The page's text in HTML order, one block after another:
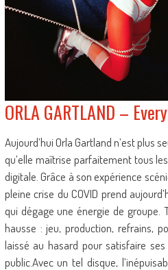
ORLA GARTLAND –
Aujourd’hui Orla Gartland n’est plus
qu’elle maîtrise parfaitement tous
digitale. Grâce à son expérience
pleine crise du COVID prend
qui dégage une énergie de groupe.
hausse : jeu, production, refrains,
laissé au hasard pour satisfaire
public.Avec un tel disque,